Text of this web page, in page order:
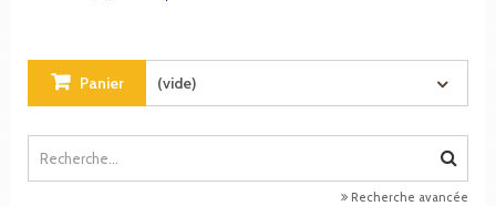
Panier (vide)
Recherche avancée